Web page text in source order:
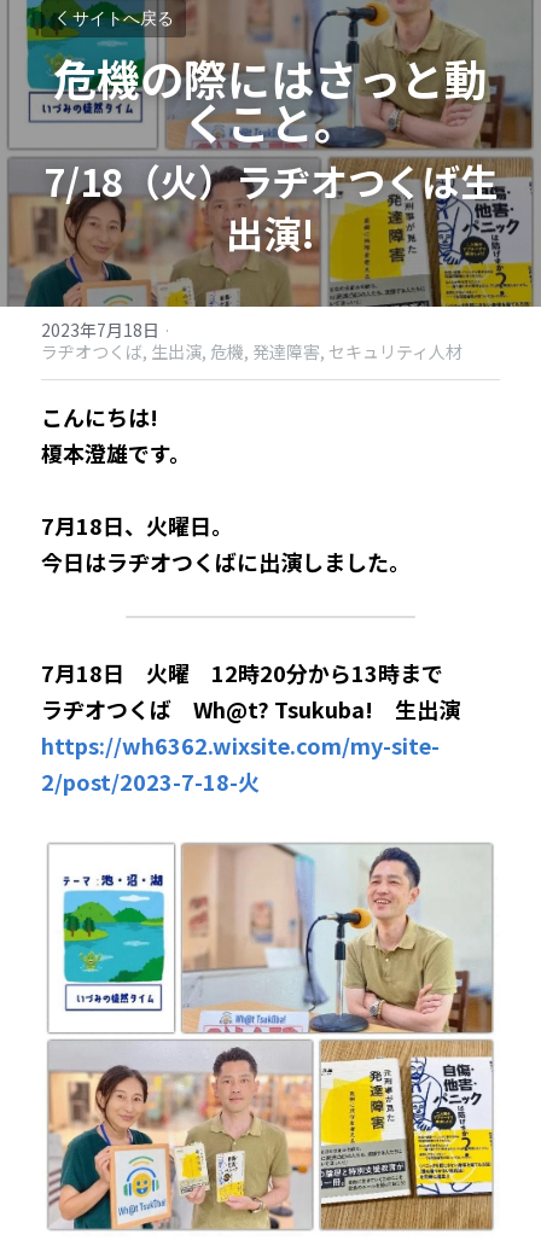
サイトへ戻る
危機の際にはさっと動
くこと。
7/18（火）ラヂオつくば生
出演!​
2023年7月18日 ·
ラヂオつくば, 生出演, 危機, 発達障害, セキュリティ人材
こんにちは!
榎本澄雄です。
7月18日、火曜日。
今日はラヂオつくばに出演しました。
7月18日　火曜　12時20分から13時まで
ラヂオつくば　Wh@t? Tsukuba!　生出演
https://wh6362.wixsite.com/my-site-
2/post/2023-7-18-火